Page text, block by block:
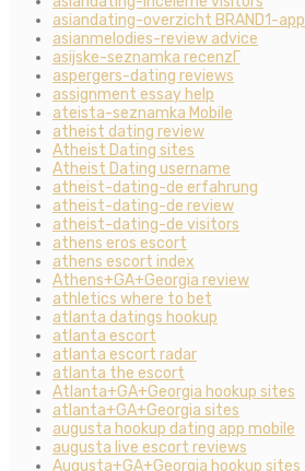
asiandating-overzicht BRAND1-app
asianmelodies-review advice
asijske-seznamka recenzГ­
aspergers-dating reviews
assignment essay help
ateista-seznamka Mobile
atheist dating review
Atheist Dating sites
Atheist Dating username
atheist-dating-de erfahrung
atheist-dating-de review
atheist-dating-de visitors
athens eros escort
athens escort index
Athens+GA+Georgia review
athletics where to bet
atlanta datings hookup
atlanta escort
atlanta escort radar
atlanta the escort
Atlanta+GA+Georgia hookup sites
atlanta+GA+Georgia sites
augusta hookup dating app mobile
augusta live escort reviews
Augusta+GA+Georgia hookup sites